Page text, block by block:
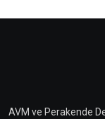
AVM ve Perakende